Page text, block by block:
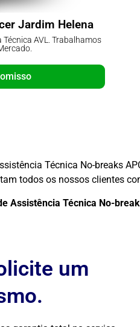
Jardim Helena
AVL. Trabalhamos
Técnica No-breaks
todos os nossos clientes
Assistência Técnica No-
um